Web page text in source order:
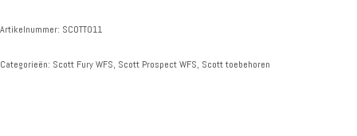
Artikelnummer: SCOTT011
Categorieën: Scott Fury WFS, Scott Prospect WFS, Scott toebehoren